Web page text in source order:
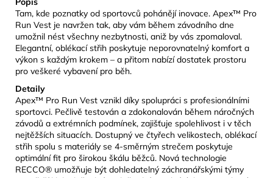
Tam, kde poznatky od sportovců pohánějí inovace. Apex™ Pro
Run Vest je navržen tak, aby vám během závodního dne
umožnil nést všechny nezbytnosti, aniž by vás zpomaloval.
Elegantní, oblékací střih poskytuje neporovnatelný komfort a
výkon s každým krokem – a přitom nabízí dostatek prostoru
pro veškeré vybavení pro běh.
Detaily
Apex™ Pro Run Vest vznikl díky spolupráci s profesionálními
sportovci. Pečlivě testován a zdokonalován během náročných
závodů a extrémních podmínek, zajišťuje spolehlivost i v těch
nejtěžších situacích. Dostupný ve čtyřech velikostech, oblékací
střih spolu s materiály se 4-směrným strečem poskytuje
optimální fit pro širokou škálu běžců. Nová technologie
RECCO® umožňuje být dohledatelný záchranářskými týmy
CAMELBAK
EDDY+
KIDS
400
ML
DĚTSKÁ
LÁHEV
SHARKS
AND
RAYS
281
Kč
Původně:
469
Kč